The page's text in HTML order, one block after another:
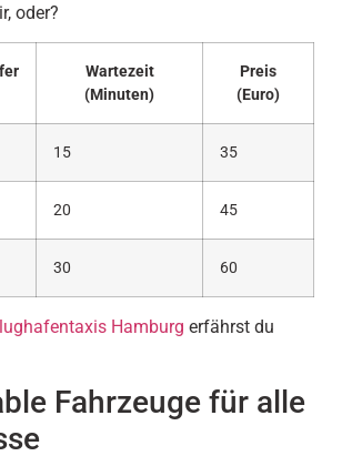
oder?
Wartezeit
(Minuten)
Preis
(Euro)
15 35
20 45
30 60
Hamburg erfährst du
Fahrzeuge für alle